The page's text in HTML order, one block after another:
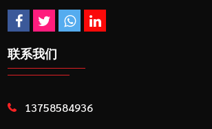
联系我们
13758584936